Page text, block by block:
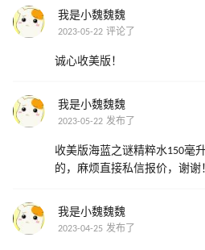
我是小魏魏魏
2023-05-22 评论了
诚心收美版！
我是小魏魏魏
2023-05-22 发布了
收美版海蓝之谜精粹水150毫
的，麻烦直接私信报价，谢谢
我是小魏魏魏
2023-04-25 发布了